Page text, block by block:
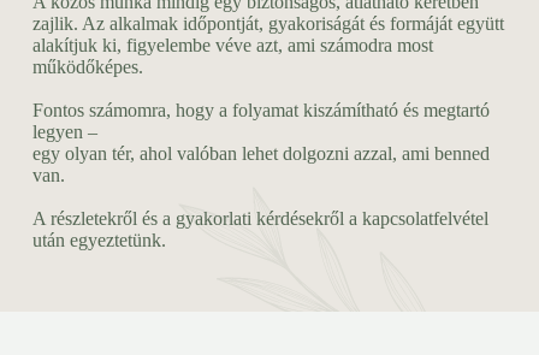
zajlik. Az alkalmak időpontját, gyakoriságát és formáját együtt
alakítjuk ki, figyelembe véve azt, ami számodra most
működőképes.
Fontos számomra, hogy a folyamat kiszámítható és megtartó
legyen –
egy olyan tér, ahol valóban lehet dolgozni azzal, ami benned
van.
A részletekről és a gyakorlati kérdésekről a kapcsolatfelvétel
után egyeztetünk.